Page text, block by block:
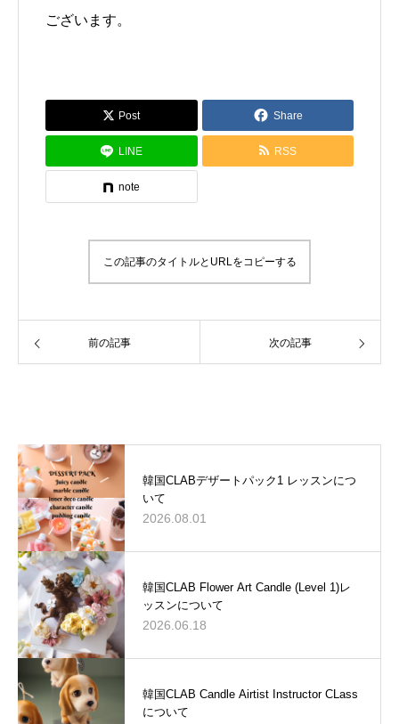
ございます。
Post Share
LINE RSS
note
この記事のタイトルとURLをコピーする
前の記事 次の記事
韓国CLABデザートパック1 レッスンにつ
いて
2026.08.01
韓国CLAB Flower Art Candle (Level 1)レ
ッスンについて
2026.06.18
韓国CLAB Candle Airtist Instructor CLass
について